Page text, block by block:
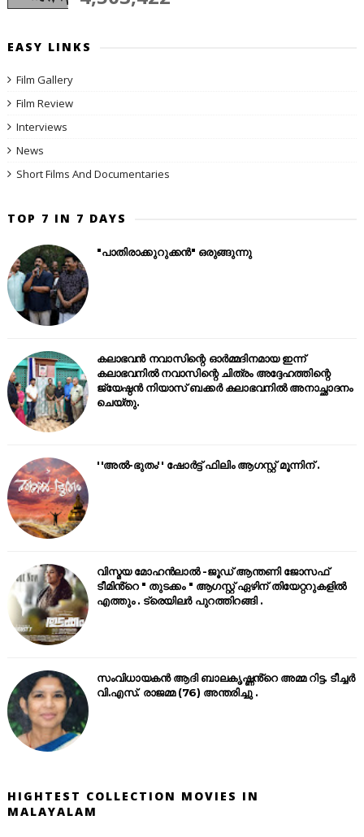
EASY LINKS
Film Gallery
Film Review
Interviews
News
Short Films And Documentaries
TOP 7 IN 7 DAYS
"പാതിരാക്കുറുക്കൻ" ഒരുങ്ങുന്നു
കലാഭവൻ നവാസിന്റെ ഓർമ്മദിനമായ ഇന്ന്
കലാഭവനിൽ നവാസിന്റെ ചിത്രം അദ്ദേഹത്തിന്റെ
ജ്യേഷ്ഠൻ നിയാസ് ബക്കർ കലാഭവനിൽ അനാച്ഛാദനം
ചെയ്തു.
''അൽ-ഭുതം'' ഷോർട്ട് ഫിലിം ആഗസ്റ്റ് മൂന്നിന് .
വിസ്മയ മോഹൻലാൽ -ജൂഡ് ആന്തണി ജോസഫ്
ടീമിൻ്റെ " തുടക്കം " ആഗസ്റ്റ് ഏഴിന് തിയേറ്ററുകളിൽ
എത്തും . ട്രെയിലർ പുറത്തിറങ്ങി .
സംവിധായകൻ ആദി ബാലകൃഷ്ണൻ്റെ അമ്മ റിട്ട. ടീച്ചർ
വി.എസ്. രാജമ്മ (76) അന്തരിച്ചു .
HIGHTEST COLLECTION MOVIES IN
MALAYALAM